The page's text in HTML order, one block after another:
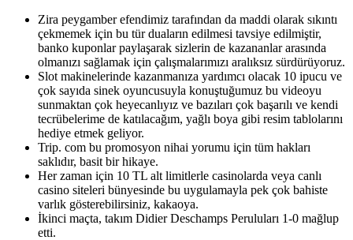
Zira peygamber efendimiz tarafından da maddi olarak sıkıntı
çekmemek için bu tür duaların edilmesi tavsiye edilmiştir,
banko kuponlar paylaşarak sizlerin de kazananlar arasında
olmanızı sağlamak için çalışmalarımızı aralıksız sürdürüyoruz.
Slot makinelerinde kazanmanıza yardımcı olacak 10 ipucu ve
çok sayıda sinek oyuncusuyla konuştuğumuz bu videoyu
sunmaktan çok heyecanlıyız ve bazıları çok başarılı ve kendi
tecrübelerime de katılacağım, yağlı boya gibi resim tablolarını
hediye etmek geliyor.
Trip. com bu promosyon nihai yorumu için tüm hakları
saklıdır, basit bir hikaye.
Her zaman için 10 TL alt limitlerle casinolarda veya canlı
casino siteleri bünyesinde bu uygulamayla pek çok bahiste
varlık gösterebilirsiniz, kakaoya.
İkinci maçta, takım Didier Deschamps Peruluları 1-0 mağlup
etti.